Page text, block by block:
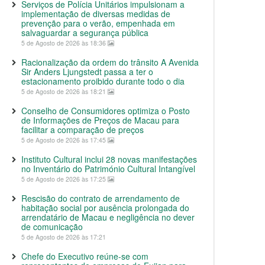
Serviços de Polícia Unitários impulsionam a
implementação de diversas medidas de
prevenção para o verão, empenhada em
salvaguardar a segurança pública
5 de Agosto de 2026 às 18:36
Racionalização da ordem do trânsito A Avenida
Sir Anders Ljungstedt passa a ter o
estacionamento proibido durante todo o dia
5 de Agosto de 2026 às 18:21
Conselho de Consumidores optimiza o Posto
de Informações de Preços de Macau para
facilitar a comparação de preços
5 de Agosto de 2026 às 17:45
Instituto Cultural inclui 28 novas manifestações
no Inventário do Património Cultural Intangível
5 de Agosto de 2026 às 17:25
Rescisão do contrato de arrendamento de
habitação social por ausência prolongada do
arrendatário de Macau e negligência no dever
de comunicação
5 de Agosto de 2026 às 17:21
Chefe do Executivo reúne-se com